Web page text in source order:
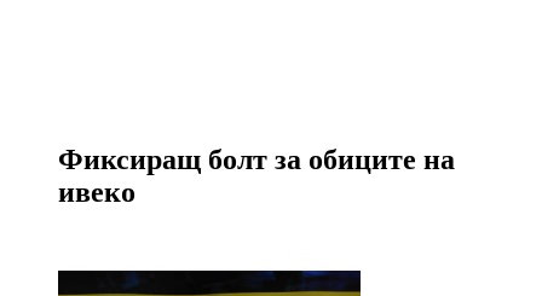
Фиксиращ болт за обиците на
ивеко